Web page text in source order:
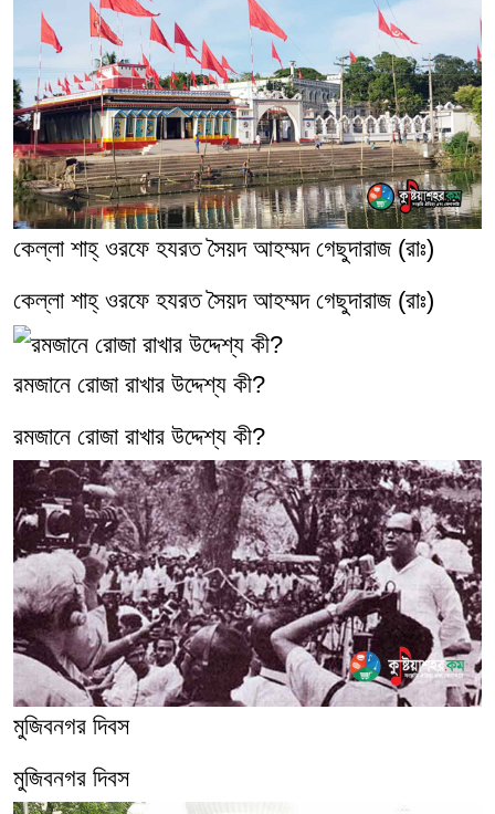
কেল্লা শাহ্‌ ওরফে হযরত সৈয়দ আহম্মদ গেছুদারাজ (রাঃ)
কেল্লা শাহ্‌ ওরফে হযরত সৈয়দ আহম্মদ গেছুদারাজ (রাঃ)
রমজানে রোজা রাখার উদ্দেশ্য কী?
রমজানে রোজা রাখার উদ্দেশ্য কী?
মুজিবনগর দিবস
মুজিবনগর দিবস